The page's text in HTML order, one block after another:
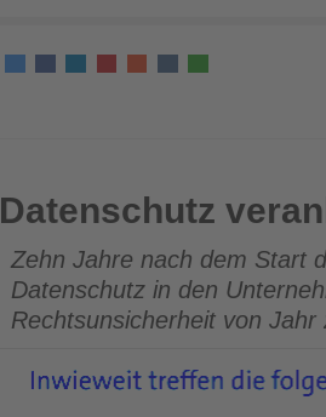
Datenschutz verankert, aber jedes
Datenschutz
Zehn Jahre nach dem Start
Datenschutz in den
Rechtsunsicherheit von Jahr